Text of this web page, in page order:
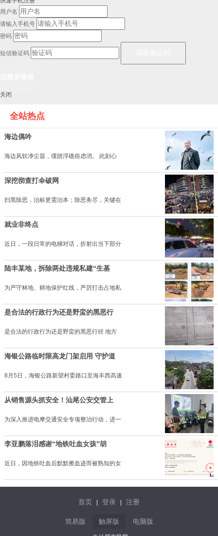
用户名
请输入手机号
密码
短信验证码
关闭
全站热点
海边偶吟
海边风软净尘嚣，缓踏浮礁俗虑消。 此刻心
深挖彻查打伞破网
扫黑除恶，治标更需治本；除恶务尽，关键在
就业非终点
近日，一段日常的电梯对话，折射出当下部分
陆丰某地，拆除两处违规私建“生基
为严守林地、耕地保护红线，严厉打击占地私
是合法的行政行为还是野蛮的黑恶行
是合法的行政行为还是野蛮的黑恶行径 地方
海银公路临时限高龙门架启用 守护道
8月5日，海银公路新望村委路口至海丰西高速
从销售源头抓安全！汕尾公安交管上
为深入推进电摩交通安全专项整治行动，进一
李亚鹏落泪感谢“地铁吐血女孩”胡
近日，因地铁吐血后默默擦血迹而被熟知的女
首页 | 登录 | 注册
简易版 触屏版 电脑版